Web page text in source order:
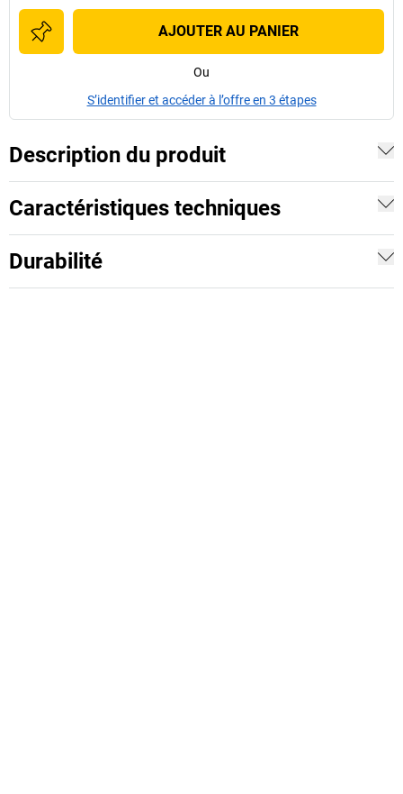
AJOUTER AU PANIER
Ou
S’identifier et accéder à l’offre en 3 étapes
Description du produit
Caractéristiques techniques
Durabilité